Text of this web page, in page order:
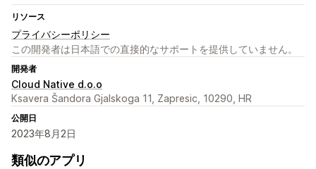
リソース
プライバシーポリシー
この開発者は日本語での直接的なサポートを提供していません。
開発者
Cloud Native d.o.o
Ksavera Šandora Gjalskoga 11, Zapresic, 10290, HR
公開日
2023年8月2日
類似のアプリ